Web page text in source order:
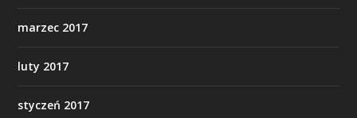
marzec 2017
luty 2017
styczeń 2017